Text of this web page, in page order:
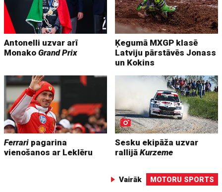
Antonelli uzvar arī
MonakoGrand Prix
Ķegumā MXGP klasē
Latviju pārstāvēs Jonass
un Kokins
Ferrari pagarina
vienošanos ar Leklēru
Sesku ekipāža uzvar
rallijāKurzeme
Vairāk MOTORU SPORTS